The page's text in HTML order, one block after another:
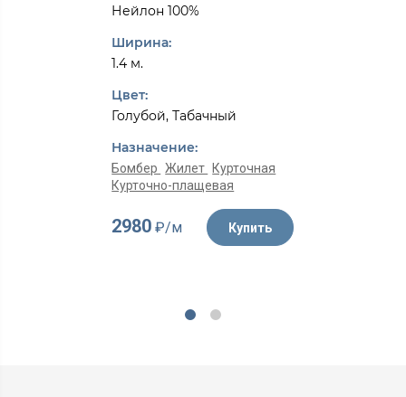
Нейлон 100%
Ширина:
1.4 м.
Цвет:
Голубой, Табачный
Назначение:
Бомбер Жилет
Курточная
Курточно-плащевая
2980 ₽/м Купить